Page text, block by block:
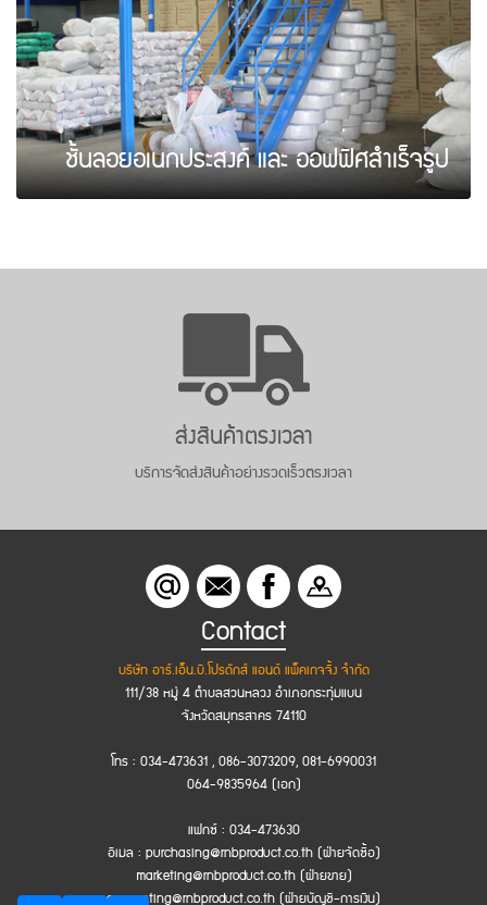
ชั้นลอยอเนกประสงค์ และ ออฟฟิศสำเร็จรูป
ส่งสินค้าตรงเวลา
บริการจัดส่งสินค้าอย่างรวดเร็วตรงเวลา
Contact
บริษัท อาร์.เอ็น.บี.โปรดักส์ แอนด์ แพ็คเกจจิ้ง จำกัด
111/38 หมู่ 4 ตำบลสวนหลวง อำเภอกระทุ่มแบน
จังหวัดสมุทรสาคร 74110
โทร : 034-473631 , 086-3073209, 081-6990031
064-9835964 (เอก)
แฟกซ์ : 034-473630
อีเมล : purchasing@rnbproduct.co.th (ฝ่ายจัดซื้อ)
marketing@rnbproduct.co.th (ฝ่ายขาย)
accounting@rnbproduct.co.th (ฝ่ายบัญชี-การเงิน)